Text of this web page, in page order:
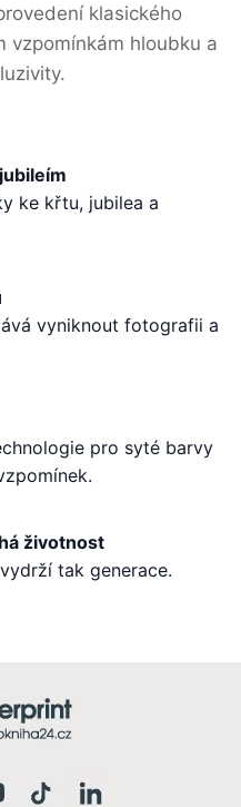
klasického
vzpomínkám hloubku a
ke křtu, jubilea a
vyniknout fotografii a
pro syté barvy
životnost
tak generace.